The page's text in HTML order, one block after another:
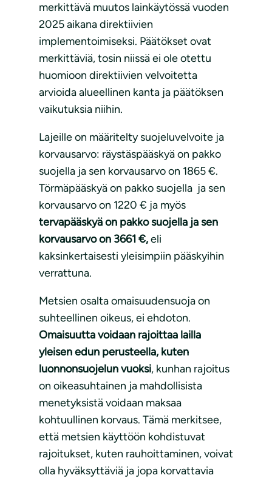
merkittävä muutos lainkäytössä vuoden
2025 aikana direktiivien
implementoimiseksi. Päätökset ovat
merkittäviä, tosin niissä ei ole otettu
huomioon direktiivien velvoitetta
arvioida alueellinen kanta ja päätöksen
vaikutuksia niihin.
Lajeille on määritelty suojeluvelvoite ja
korvausarvo: räystäspääskyä on pakko
suojella ja sen korvausarvo on 1865 €.
Törmäpääskyä on pakko suojella ja sen
korvausarvo on 1220 € ja myös
tervapääskyä on pakko suojella ja sen
korvausarvo on 3661 €,eli
kaksinkertaisesti yleisimpiin pääskyihin
verrattuna.
Metsien osalta omaisuudensuoja on
suhteellinen oikeus, ei ehdoton.
Omaisuutta voidaan rajoittaa lailla
yleisen edun perusteella, kuten
luonnonsuojelun vuoksi, kunhan rajoitus
on oikeasuhtainen ja mahdollisista
menetyksistä voidaan maksaa
kohtuullinen korvaus. Tämä merkitsee,
että metsien käyttöön kohdistuvat
rajoitukset, kuten rauhoittaminen, voivat
olla hyväksyttäviä ja jopa korvattavia